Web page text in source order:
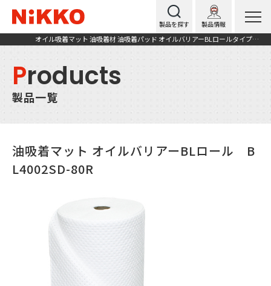
製品を探す 製品情報
オイル吸着マット 油吸着材 油吸着パッド オイルバリアーBLロールタイプ BL4002SD-80R
Products
製品一覧
油吸着マット オイルバリアーBLロール B
L4002SD-80R